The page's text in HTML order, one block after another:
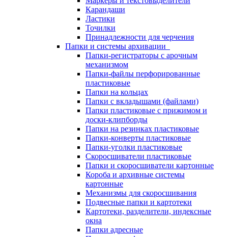
Карандаши
Ластики
Точилки
Принадлежности для черчения
Папки и системы архивации
Папки-регистраторы с арочным
механизмом
Папки-файлы перфорированные
пластиковые
Папки на кольцах
Папки с вкладышами (файлами)
Папки пластиковые с прижимом и
доски-клипборды
Папки на резинках пластиковые
Папки-конверты пластиковые
Папки-уголки пластиковые
Скоросшиватели пластиковые
Папки и скоросшиватели картонные
Короба и архивные системы
картонные
Механизмы для скоросшивания
Подвесные папки и картотеки
Картотеки, разделители, индексные
окна
Папки адресные